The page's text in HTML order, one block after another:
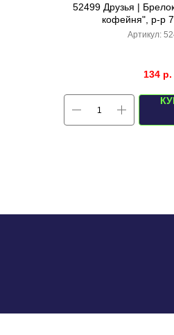
52499 Друзья |
кофейня", р-р
Артикул:
134 р.